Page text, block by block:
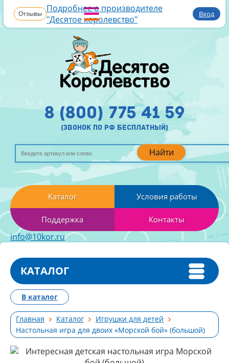
Отзывы Подробнее о производителе
"Десятое королевство"
Вход
Найти
8 (800) 775 41 59
(звонок по рф бесплатный)
Каталог Условия работы
Поддержка Контакты
info@10kor.ru
КАТАЛОГ
Главная Каталог
Игрушки для детей
Настольная игра для двоих «Морской бой» (большой)
В каталог